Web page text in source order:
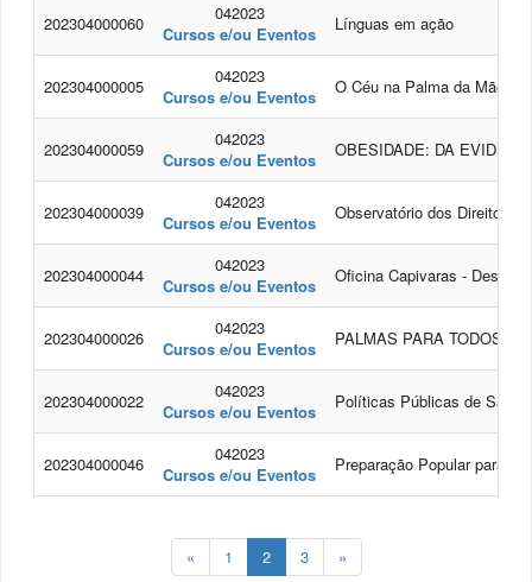
202304000060
042023
Cursos e/ou Eventos
Línguas em ação
202304000005
042023
Cursos e/ou Eventos
O Céu na Palma da Mão
202304000059
042023
Cursos e/ou Eventos
OBESIDADE: DA
202304000039
042023
Cursos e/ou Eventos
Observatório dos Direitos
202304000044
042023
Cursos e/ou Eventos
Oficina Capivaras -
202304000026
042023
Cursos e/ou Eventos
PALMAS PARA TODOS
202304000022
042023
Cursos e/ou Eventos
Políticas Públicas de
202304000046
042023
Cursos e/ou Eventos
Preparação Popular para
« 1 2 3 »